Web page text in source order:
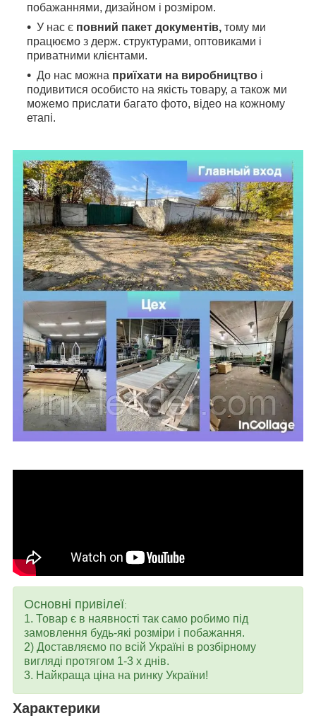
побажаннями, дизайном і розміром.
У нас є повний пакет документів, тому ми
працюємо з держ. структурами, оптовиками і
приватними клієнтами.
До нас можна приїхати на виробництво і
подивитися особисто на якість товару, а також ми
можемо прислати багато фото, відео на кожному
етапі.
Основні привілеї:
1. Товар є в наявності так само робимо під
замовлення будь-які розміри і побажання.
2) Доставляємо по всій Україні в розбірному
вигляді протягом 1-3 х днів.
3. Найкраща ціна на ринку України!
Характерики